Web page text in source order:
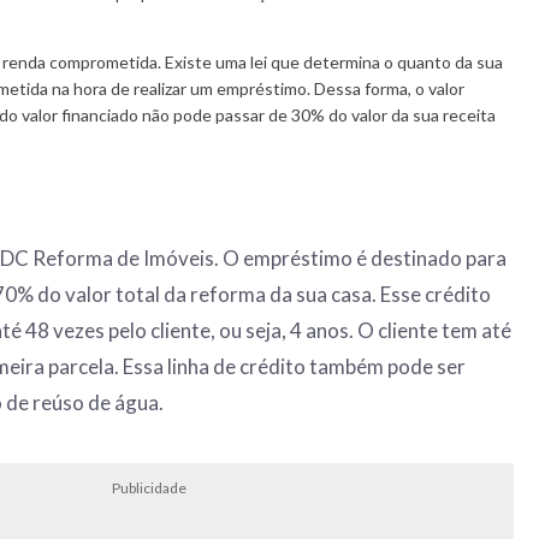
comprometida. Existe uma lei que determina o quanto da sua
na hora de realizar um empréstimo. Dessa forma, o valor
valor financiado não pode passar de 30% do valor da sua receita
Reforma de Imóveis. O empréstimo é destinado para
do valor total da reforma da sua casa. Esse crédito
48 vezes pelo cliente, ou seja, 4 anos. O cliente tem até
parcela. Essa linha de crédito também pode ser
reúso de água.
Publicidade